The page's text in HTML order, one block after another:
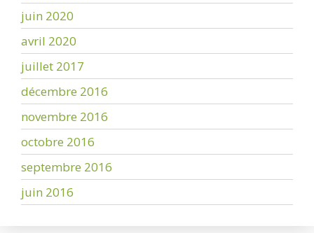
juin 2020
avril 2020
juillet 2017
décembre 2016
novembre 2016
octobre 2016
septembre 2016
juin 2016